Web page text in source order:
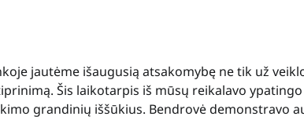
jautėme išaugusią atsakomybę ne tik už
Šis laikotarpis iš mūsų reikalavo
grandinių iššūkius. Bendrovė demonstravo